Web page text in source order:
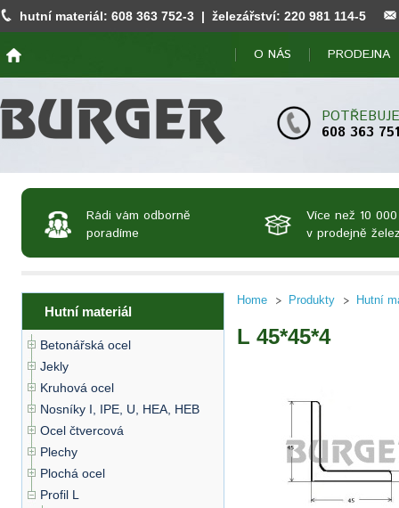
hutní materiál: 608 363 752-3 | železářství: 220 981 114-5
O NÁS PRODEJNA
608 363 751
Rádi vám odborně
poradíme
Více než 10
v prodejně
Hutní materiál
Betonářská ocel
Jekly
Kruhová ocel
Nosníky I, IPE, U, HEA, HEB
Ocel čtvercová
Plechy
Plochá ocel
Profil L
Home Produkty Hutní
L 45*45*4